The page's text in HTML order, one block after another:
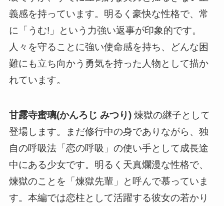
義感を持っています。明るく豪快な性格で、常
に「うむ!」という力強い返事が印象的です。
人々を守ることに強い使命感を持ち、どんな困
難にも立ち向かう勇気を持った人物として描か
れています。
甘露寺蜜璃(かんろじ みつり)煉獄の継子として
登場します。まだ修行中の身でありながら、独
自の呼吸法「恋の呼吸」の使い手として成長途
中にある少女です。明るく天真爛漫な性格で、
煉獄のことを「煉獄先輩」と呼んで慕っていま
す。本編では恋柱として活躍する彼女の若かり